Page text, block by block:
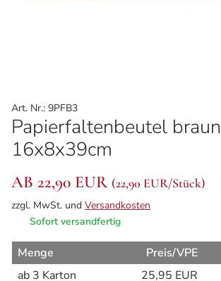
Art. Nr.: 9PFB3
Papierfaltenbeutel braun
16x8x39cm
AB 22,90 EUR (22,90 EUR/Stück)
zzgl. MwSt. und Versandkosten
Sofort versandfertig
Menge Preis/VPE
ab 3 Karton
25,95 EUR